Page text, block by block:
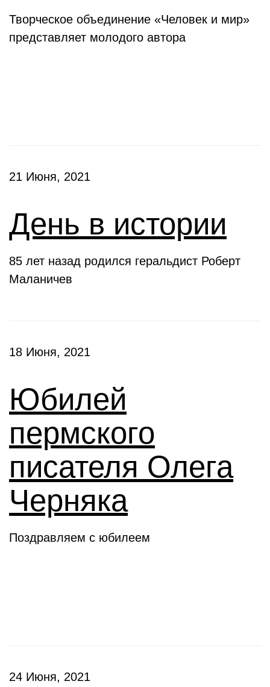
Творческое объединение «Человек и мир»
представляет молодого автора
21 Июня, 2021
День в истории
85 лет назад родился геральдист Роберт
Маланичев
18 Июня, 2021
Юбилей
пермского
писателя Олега
Черняка
Поздравляем с юбилеем
24 Июня, 2021